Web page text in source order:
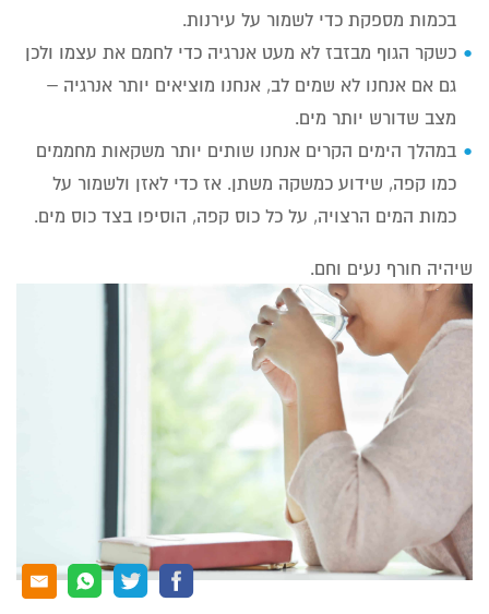
בכמות מספקת כדי לשמור על עירנות.
כשקר הגוף מבזבז לא מעט אנרגיה כדי לחמם את עצמו ולכן
גם אם אנחנו לא שמים לב, אנחנו מוציאים יותר אנרגיה –
מצב שדורש יותר מים.
במהלך הימים הקרים אנחנו שותים יותר משקאות מחממים
כמו קפה, שידוע כמשקה משתן. אז כדי לאזן ולשמור על
כמות המים הרצויה, על כל כוס קפה, הוסיפו בצד כוס מים.
שיהיה חורף נעים וחם.